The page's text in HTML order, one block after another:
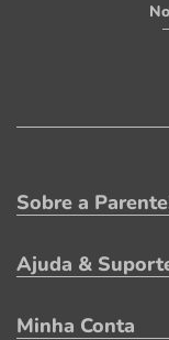
Sobre a
Ajuda &
Minha Conta